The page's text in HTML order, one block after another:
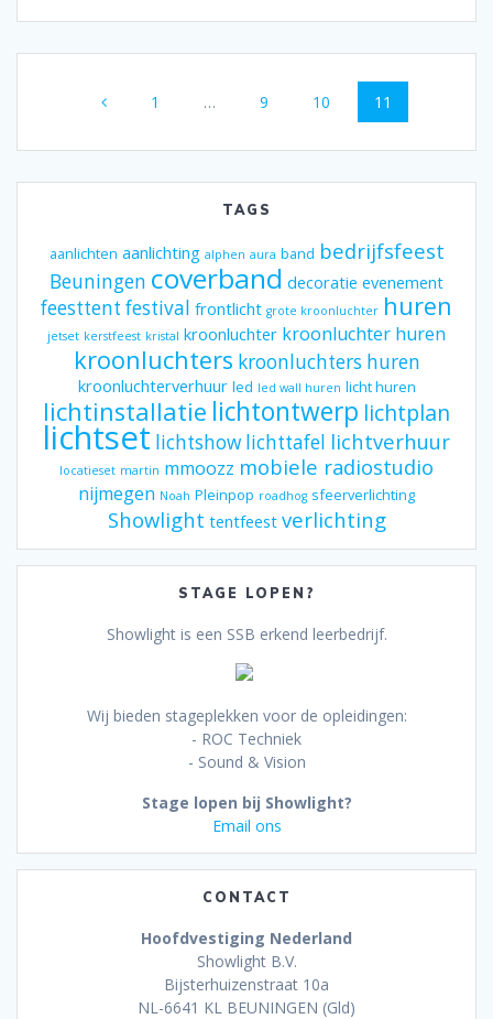
navigatiePagina
1 … Pagina
9 Pagina
10 Pagina
11
TAGS
aanlichten aanlichting alphen aura band bedrijfsfeest
Beuningen coverband decoratie evenement
feesttent festival frontlicht grote kroonluchter huren
jetset kerstfeest kristal kroonluchter kroonluchter huren
kroonluchters kroonluchters huren
kroonluchterverhuur led led wall huren licht huren
lichtinstallatie lichtontwerp lichtplan
lichtset lichtshow lichttafel lichtverhuur
locatieset martin mmoozz mobiele radiostudio
nijmegen Noah Pleinpop roadhog sfeerverlichting
Showlight tentfeest verlichting
STAGE LOPEN?
Showlight is een SSB erkend leerbedrijf.
Wij bieden stageplekken voor de opleidingen:
- ROC Techniek
- Sound & Vision
Stage lopen bij Showlight?
Email ons
CONTACT
Hoofdvestiging Nederland
Showlight B.V.
Bijsterhuizenstraat 10a
NL-6641 KL BEUNINGEN (Gld)